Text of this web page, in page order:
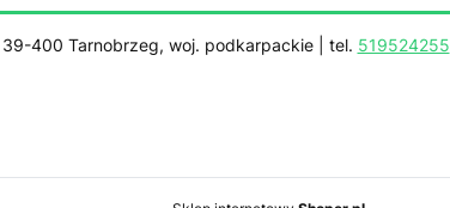
400 Tarnobrzeg, woj. podkarpackie | tel. 519524255